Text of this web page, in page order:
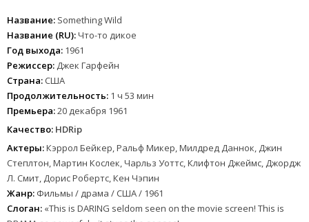
Название: Something Wild
Название (RU):Что-то дикое
Год выхода: 1961
Режиссер: Джек Гарфейн
Страна: США
Продолжительность: 1 ч 53 мин
Премьера:20 декабря 1961
Качество: HDRip
Актеры:Кэррол Бейкер, Ральф Микер, Милдред Даннок, Джин
Степлтон, Мартин Кослек, Чарльз Уоттс, Клифтон Джеймс, Джордж
Л. Смит, Дорис Робертс, Кен Чэпин
Жанр: Фильмы / драма / США / 1961
Слоган: «This is DARING seldom seen on the movie screen! This is